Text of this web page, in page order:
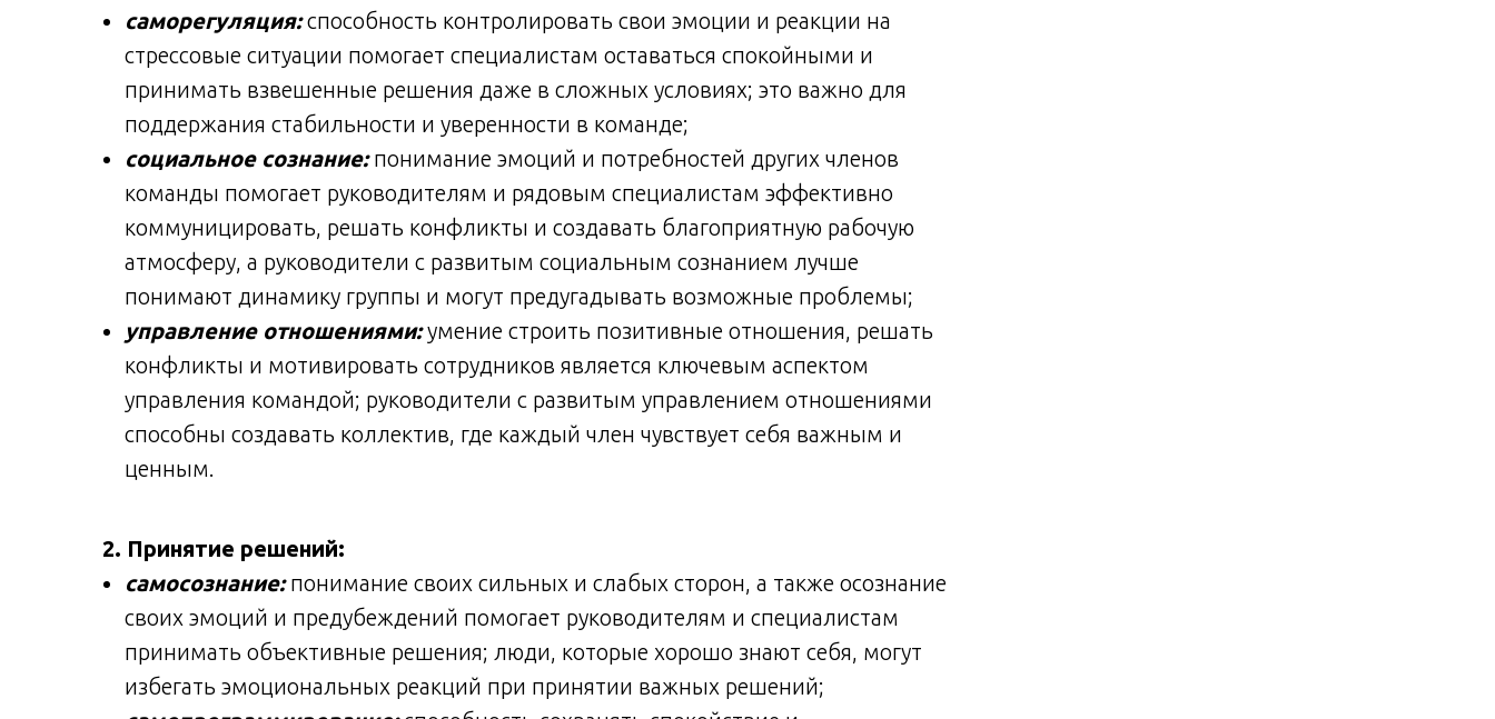
саморегуляция:способность контролировать свои эмоции и реакции на
стрессовые ситуации помогает специалистам оставаться спокойными и
принимать взвешенные решения даже в сложных условиях; это важно для
поддержания стабильности и уверенности в команде;
социальное сознание:понимание эмоций и потребностей других членов
команды помогает руководителям и рядовым специалистам эффективно
коммуницировать, решать конфликты и создавать благоприятную рабочую
атмосферу, а руководители с развитым социальным сознанием лучше
понимают динамику группы и могут предугадывать возможные проблемы;
управление отношениями:умение строить позитивные отношения, решать
конфликты и мотивировать сотрудников является ключевым аспектом
управления командой; руководители с развитым управлением отношениями
способны создавать коллектив, где каждый член чувствует себя важным и
ценным.
2. Принятие решений:
самосознание:понимание своих сильных и слабых сторон, а также осознание
своих эмоций и предубеждений помогает руководителям и специалистам
принимать объективные решения; люди, которые хорошо знают себя, могут
избегать эмоциональных реакций при принятии важных решений;